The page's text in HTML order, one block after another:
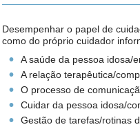
Desempenhar o papel de
como do próprio cuidador
A saúde da pessoa idosa/
A relação terapêutica/
O processo de
Cuidar da pessoa idosa/
Gestão de tarefas/rotinas